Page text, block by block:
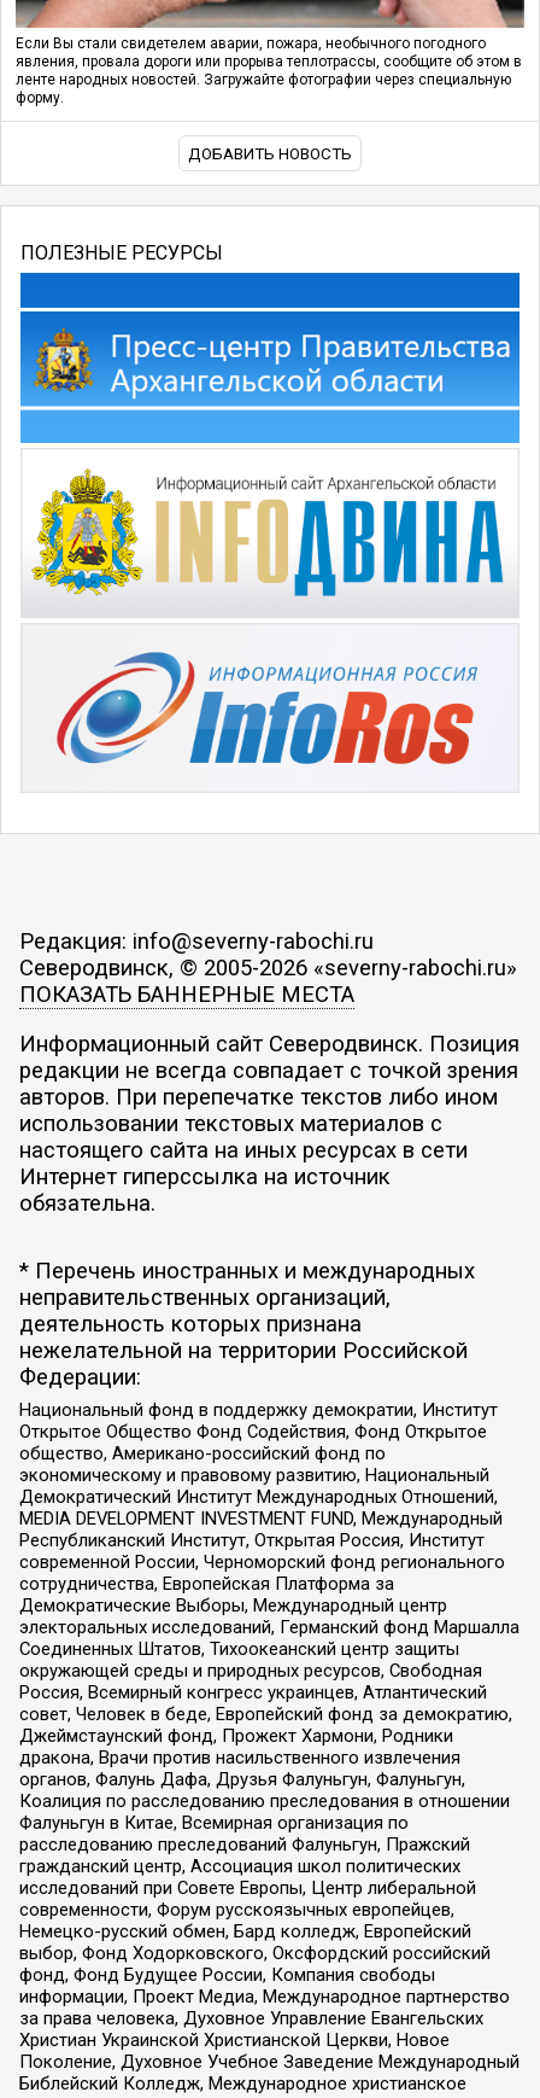
Если Вы стали свидетелем аварии, пожара, необычного погодного
явления, провала дороги или прорыва теплотрассы, сообщите об этом в
ленте народных новостей. Загружайте фотографии через специальную
форму.
ДОБАВИТЬ НОВОСТЬ
ПОЛЕЗНЫЕ РЕСУРСЫ
Редакция: info@severny-rabochi.ru
Северодвинск, © 2005-2026 «severny-rabochi.ru»
ПОКАЗАТЬ БАННЕРНЫЕ МЕСТА
Информационный сайт Северодвинск. Позиция
редакции не всегда совпадает с точкой зрения
авторов. При перепечатке текстов либо ином
использовании текстовых материалов с
настоящего сайта на иных ресурсах в сети
Интернет гиперссылка на источник
обязательна.
* Перечень иностранных и международных
неправительственных организаций,
деятельность которых признана
нежелательной на территории Российской
Федерации:
Национальный фонд в поддержку демократии, Институт
Открытое Общество Фонд Содействия, Фонд Открытое
общество, Американо-российский фонд по
экономическому и правовому развитию, Национальный
Демократический Институт Международных Отношений,
MEDIA DEVELOPMENT INVESTMENT FUND, Международный
Республиканский Институт, Открытая Россия, Институт
современной России, Черноморский фонд регионального
сотрудничества, Европейская Платформа за
Демократические Выборы, Международный центр
электоральных исследований, Германский фонд Маршалла
Соединенных Штатов, Тихоокеанский центр защиты
окружающей среды и природных ресурсов, Свободная
Россия, Всемирный конгресс украинцев, Атлантический
совет, Человек в беде, Европейский фонд за демократию,
Джеймстаунский фонд, Прожект Хармони, Родники
дракона, Врачи против насильственного извлечения
органов, Фалунь Дафа, Друзья Фалуньгун, Фалуньгун,
Коалиция по расследованию преследования в отношении
Фалуньгун в Китае, Всемирная организация по
расследованию преследований Фалуньгун, Пражский
гражданский центр, Ассоциация школ политических
исследований при Совете Европы, Центр либеральной
современности, Форум русскоязычных европейцев,
Немецко-русский обмен, Бард колледж, Европейский
выбор, Фонд Ходорковского, Оксфордский российский
фонд, Фонд Будущее России, Компания свободы
информации, Проект Медиа, Международное партнерство
за права человека, Духовное Управление Евангельских
Христиан Украинской Христианской Церкви, Новое
Поколение, Духовное Учебное Заведение Международный
Библейский Колледж, Международное христианское